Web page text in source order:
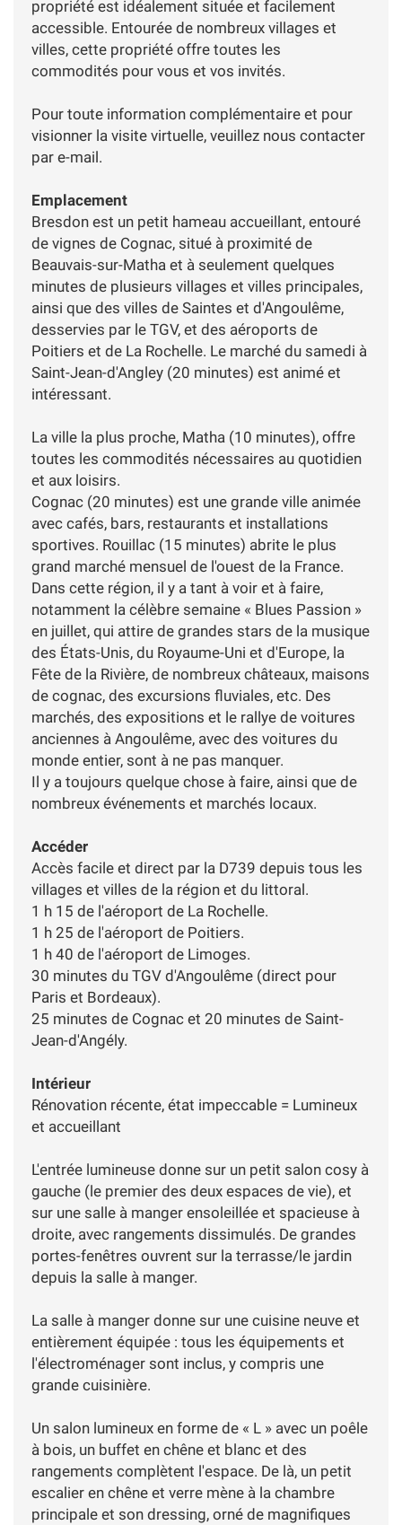
propriété est idéalement située et facilement
accessible. Entourée de nombreux villages et
villes, cette propriété offre toutes les
commodités pour vous et vos invités.
Pour toute information complémentaire et pour
visionner la visite virtuelle, veuillez nous contacter
par e-mail.
Emplacement
Bresdon est un petit hameau accueillant, entouré
de vignes de Cognac, situé à proximité de
Beauvais-sur-Matha et à seulement quelques
minutes de plusieurs villages et villes principales,
ainsi que des villes de Saintes et d'Angoulême,
desservies par le TGV, et des aéroports de
Poitiers et de La Rochelle. Le marché du samedi à
Saint-Jean-d'Angley (20 minutes) est animé et
intéressant.
La ville la plus proche, Matha (10 minutes), offre
toutes les commodités nécessaires au quotidien
et aux loisirs.
Cognac (20 minutes) est une grande ville animée
avec cafés, bars, restaurants et installations
sportives. Rouillac (15 minutes) abrite le plus
grand marché mensuel de l'ouest de la France.
Dans cette région, il y a tant à voir et à faire,
notamment la célèbre semaine « Blues Passion »
en juillet, qui attire de grandes stars de la musique
des États-Unis, du Royaume-Uni et d'Europe, la
Fête de la Rivière, de nombreux châteaux, maisons
de cognac, des excursions fluviales, etc. Des
marchés, des expositions et le rallye de voitures
anciennes à Angoulême, avec des voitures du
monde entier, sont à ne pas manquer.
Il y a toujours quelque chose à faire, ainsi que de
nombreux événements et marchés locaux.
Accéder
Accès facile et direct par la D739 depuis tous les
villages et villes de la région et du littoral.
1 h 15 de l'aéroport de La Rochelle.
1 h 25 de l'aéroport de Poitiers.
1 h 40 de l'aéroport de Limoges.
30 minutes du TGV d'Angoulême (direct pour
Paris et Bordeaux).
25 minutes de Cognac et 20 minutes de Saint-
Jean-d'Angély.
Intérieur
Rénovation récente, état impeccable = Lumineux
et accueillant
L'entrée lumineuse donne sur un petit salon cosy à
gauche (le premier des deux espaces de vie), et
sur une salle à manger ensoleillée et spacieuse à
droite, avec rangements dissimulés. De grandes
portes-fenêtres ouvrent sur la terrasse/le jardin
depuis la salle à manger.
La salle à manger donne sur une cuisine neuve et
entièrement équipée : tous les équipements et
l'électroménager sont inclus, y compris une
grande cuisinière.
Un salon lumineux en forme de « L » avec un poêle
à bois, un buffet en chêne et blanc et des
rangements complètent l'espace. De là, un petit
escalier en chêne et verre mène à la chambre
principale et son dressing, orné de magnifiques